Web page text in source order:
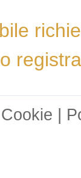
Cookie |